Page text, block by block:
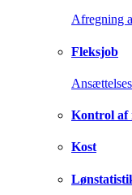
Afregning
Fleksjob
Kontrol af
Kost